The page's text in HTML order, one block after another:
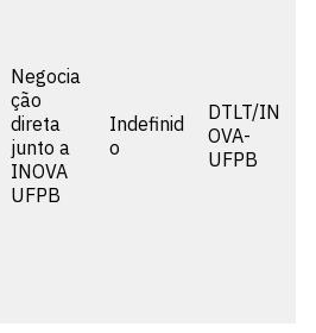
Negocia
ção
direta
junto a
INOVA
UFPB
Indefinid
o
DTLT/IN
OVA-
UFPB